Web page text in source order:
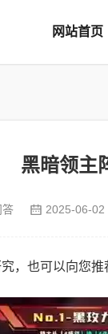
网站首页
黑暗领主
答 2025-06-02
，也可以向您